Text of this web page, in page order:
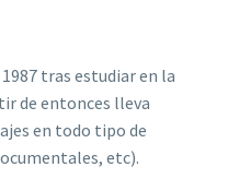
tras estudiar en la
de entonces lleva
en todo tipo de
etc).